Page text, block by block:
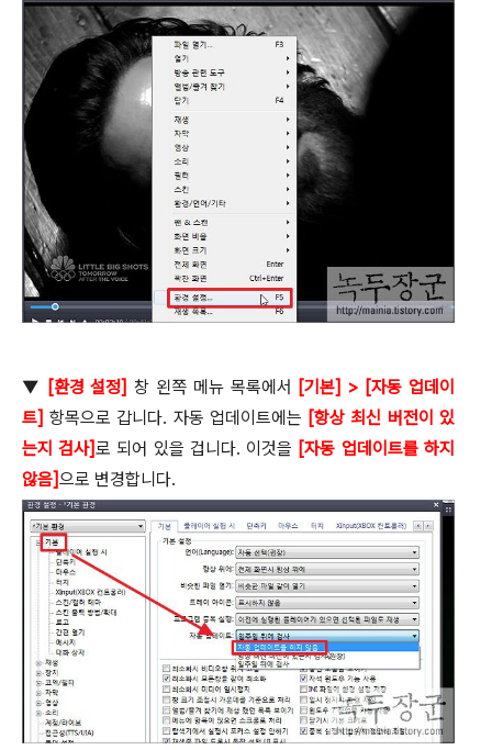
▼ [환경 설정] 창 왼쪽 메뉴 목록에서 [기본] > [자동 업데이
트] 항목으로 갑니다. 자동 업데이트에는 [항상 최신 버전이 있
는지 검사]로 되어 있을 겁니다. 이것을 [자동 업데이트를 하지
않음]으로 변경합니다.